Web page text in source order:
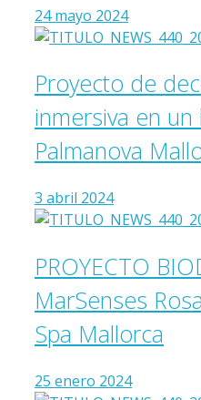
24 mayo 2024
Proyecto de
inmersiva en
Palmanova
3 abril 2024
PROYECTO
MarSenses
Spa Mallorca
25 enero 2024